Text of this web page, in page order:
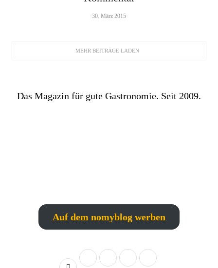
30. März 2015
MEHR BEITRÄGE LADEN
Das Magazin für gute Gastronomie. Seit 2009.
Auf dem nomyblog werben